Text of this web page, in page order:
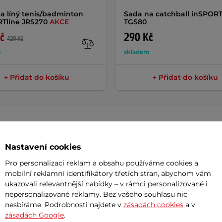
líný tenis/badminton
JRS270 AKCE
429 Kč
+ Přidat do košíku
Sada na catchball
TGS80
290 Kč
skladem
+ Přidat do košíku
promění každý dětský pokoj v
osvětlené obruči, dvěma režimům
i po setmění. Sada podporuje
Průměr
Nastavení cookies
Pro personalizaci reklam a obsahu používáme cookies a
mobilní reklamní identifikátory třetích stran, abychom vám
ukazovali relevantnější nabídky – v rámci personalizované i
nepersonalizované reklamy. Bez vašeho souhlasu nic
nesbíráme. Podrobnosti najdete v zásadách cookies a v
zásadách Google.